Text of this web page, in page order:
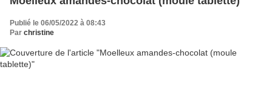
Publié le 06/05/2022 à 08:43
Par christine